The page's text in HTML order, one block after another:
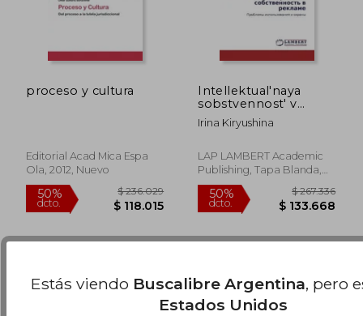
50%
dcto. $ 107.445
50%
dcto.
$
$
proceso y cultura
Editorial Acad Mica Espa
Ola, 2012, Nuevo
Intellektual'naya
sobstvennost' v
reklame: Problemy
ispol'zovaniya i
Edition)
Irina Kiryushina
LAP LAMBERT Academic
Publishing, Tapa Blanda,
Nuevo
Estás viendo Buscalibre Argentina, pero
Estados Unidos